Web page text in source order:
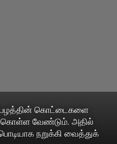
கொட்டைகளை
கொள்ள வேண்டும். அதில்
நறுக்கி வைத்துக்